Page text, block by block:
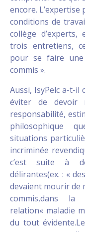
encore.
conditions de
collège d’experts,
trois entretiens,
pour se faire une
commis ».
Aussi, IsyPelc a-t-il
éviter de devoir
responsabilité,
philosophique
situations
incriminée
c’est suite à
délirantes(ex. : «
devaient mourir de
commis,dans
relation« maladie
du tout